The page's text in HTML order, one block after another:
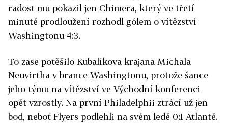
radost mu pokazil jen Chimera, který ve třetí
minutě prodloužení rozhodl gólem o vítězství
Washingtonu 4:3.
To zase potěšilo Kubalíkova krajana Michala
Neuvirtha v brance Washingtonu, protože šance
jeho týmu na vítězství ve Východní konferenci
opět vzrostly. Na první Philadelphii ztrácí už jen
bod, neboť Flyers podlehli na svém ledě 0:1 Atlantě.